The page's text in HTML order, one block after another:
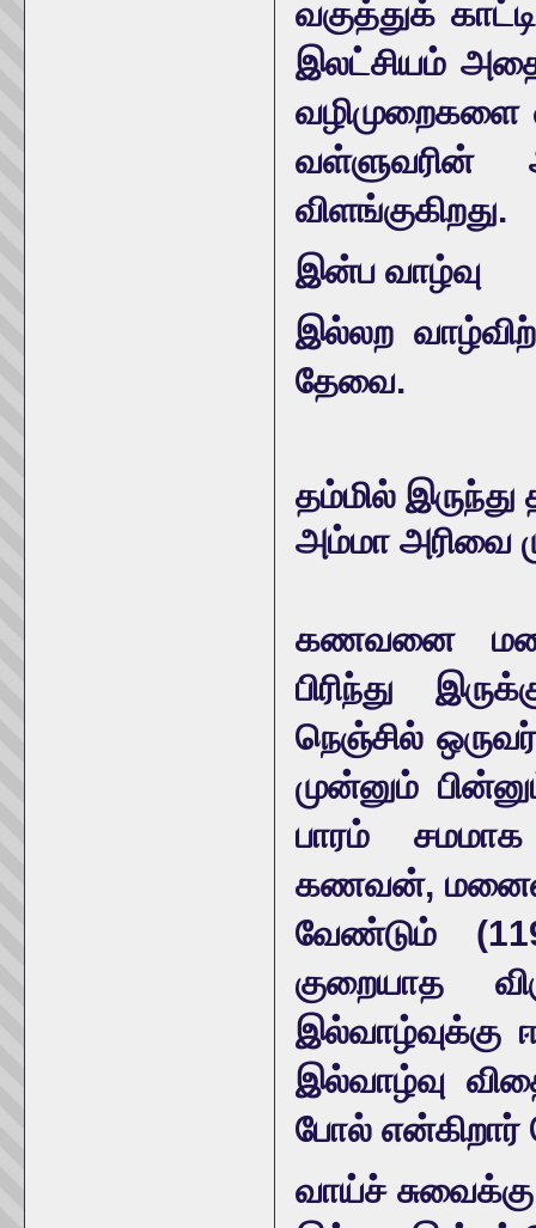
வகுத்துக்
இலட்சியம்
வழிமுறைகளை
வள்ளுவரின்
விளங்குகிறது.
இன்ப வாழ்வு
இல்லற
தேவை.
தம்மில்
அம்மா அரிவை
கணவனை
பிரிந்து
நெஞ்சில்
முன்னும்
பாரம்
கணவன், மனைவி
வேண்டும்
குறையாத
இல்வாழ்வு
போல்
வாய்ச்